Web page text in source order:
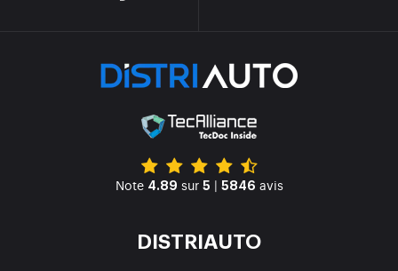
Note 4.89 sur 5 | 5846 avis
DISTRIAUTO